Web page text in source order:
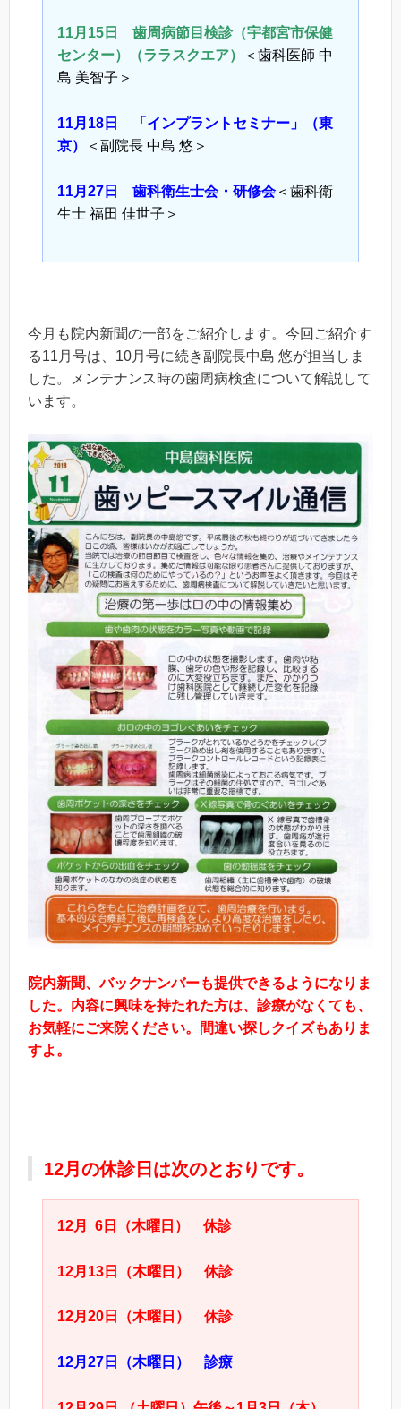
11月15日
歯周病節目検診（宇都宮市保健
センター）（ララスクエア）
＜歯科医師 中
島 美智子＞
11月18日 「インプラントセミナー」（東
京）
＜副院長 中島 悠＞
11月27日 歯科衛生士会・研修会＜歯科衛
生士 福田 佳世子＞
今月も院内新聞の一部をご紹介します。今回ご紹介す
る11月号は、10月号に続き副院長中島 悠が担当しま
した。メンテナンス時の歯周病検査について解説して
います。
院内新聞、バックナンバーも提供できるようになりま
した。内容に興味を持たれた方は、診療がなくても、
お気軽にご来院ください。間違い探しクイズもありま
すよ。
12月の休診日は次のとおりです。
12月 6 日（木曜日） 休診
12月 13 日（木曜日） 休診
12月 20 日（木曜日） 休診
12月 27 日（木曜日） 診療